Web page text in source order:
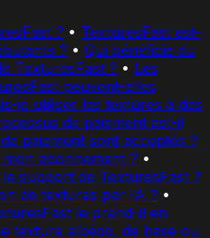
? • TexturesFast est-
? • Qui bénéficie du
TexturesFast ? • Les
peuvent-elles
je utiliser les textures à des
de paiement est-il
paiement sont acceptés ?
abonnement ? •
support de TexturesFast ?
de textures par IA ? •
le prend-il en
texture albédo, de base ou